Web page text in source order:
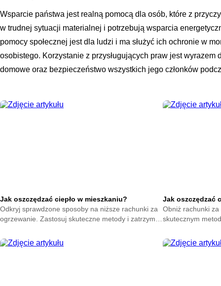
Wsparcie państwa jest realną pomocą dla osób, które z
w trudnej sytuacji materialnej i potrzebują wsparcia
pomocy społecznej jest dla ludzi i ma służyć ich ochronie w
osobistego. Korzystanie z przysługujących praw jest wyrazem
domowe oraz bezpieczeństwo wszystkich jego członków
Jak oszczędzać ciepło w mieszkaniu?
Odkryj sprawdzone sposoby na niższe rachunki za
ogrzewanie. Zastosuj skuteczne metody i zatrzymaj
Jak oszczędzać
Obniż rachunki
skutecznym
oszczędzać już